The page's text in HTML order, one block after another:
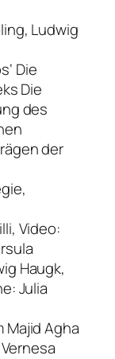
Ludwig
Die
Die
des
der
Video:
Haugk,
Julia
Majid Agha